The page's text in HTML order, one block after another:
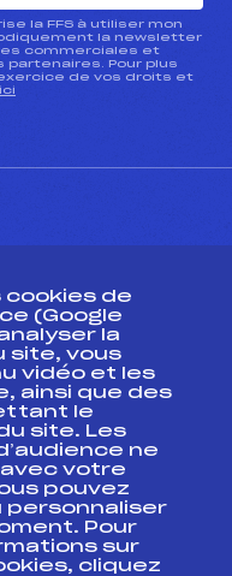
la FFS à utiliser mon
la newsletter
commerciales et
partenaires. Pour plus
de vos droits et
ici
Suivi
cookies de
(Google
la
site, vous
vidéo et les
ainsi que des
le
site. Les
ne
votre
pouvez
Pour
sur
cliquez